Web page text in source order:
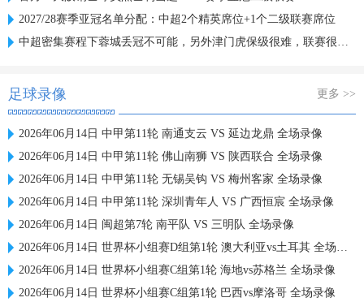
2027/28赛季亚冠名单分配：中超2个精英席位+1个二级联赛席位
中超密集赛程下蓉城丢冠不可能，另外津门虎保级很难，联赛很无聊
足球录像 更多 >>
2026年06月14日 中甲第11轮 南通支云 VS 延边龙鼎 全场录像
2026年06月14日 中甲第11轮 佛山南狮 VS 陕西联合 全场录像
2026年06月14日 中甲第11轮 无锡吴钩 VS 梅州客家 全场录像
2026年06月14日 中甲第11轮 深圳青年人 VS 广西恒宸 全场录像
2026年06月14日 闽超第7轮 南平队 VS 三明队 全场录像
2026年06月14日 世界杯小组赛D组第1轮 澳大利亚vs土耳其 全场录像
2026年06月14日 世界杯小组赛C组第1轮 海地vs苏格兰 全场录像
2026年06月14日 世界杯小组赛C组第1轮 巴西vs摩洛哥 全场录像